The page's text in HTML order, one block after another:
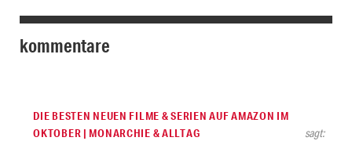
kommentare
DIE BESTEN NEUEN FILME & SERIEN AUF AMAZON IM
OKTOBER | MONARCHIE & ALLTAG
sagt: